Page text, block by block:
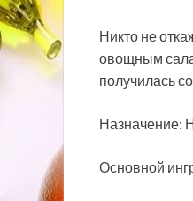
Никто не
овощным
получилась
Назначение:
Основной